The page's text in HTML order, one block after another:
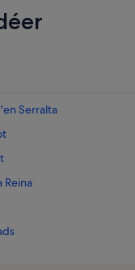
Serralta
Reina